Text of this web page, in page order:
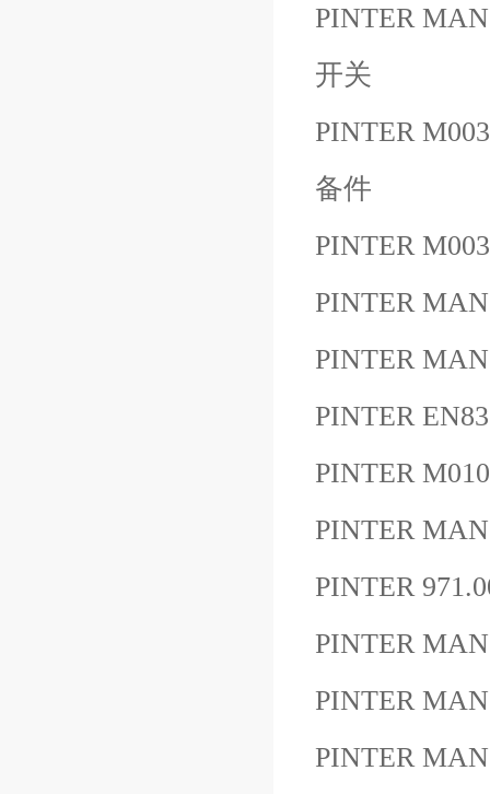
PINTER
开关
PINTER
备件
PINTER
PINTER
PINTER
PINTER
PINTER
PINTER
PINTER
PINTER
PINTER
PINTER